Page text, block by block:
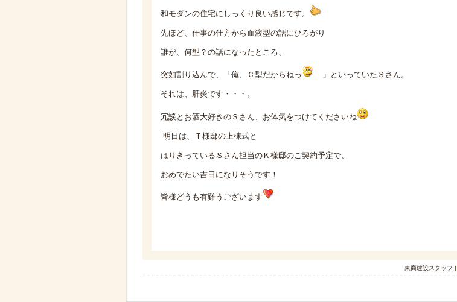
和モダンの住宅にしっくり良い感じです。
先ほど、仕事の仕方から血液型の話にひろがり
誰が、何型？の話になったところ、
突如割り込んで、「俺、Ｃ型だからねっ 」といっていたＳさん。
それは、肝炎です・・・。
冗談とお酒大好きのＳさん、お体気をつけてくださいね
明日は、Ｔ様邸の上棟式と
はりきっているＳさん担当のＫ様邸のご契約予定で、
おめでたい吉日になりそうです！
皆様どうも有難うございます
東商建設スタッフ |